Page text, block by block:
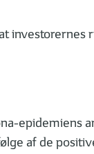
epidemiens
af de